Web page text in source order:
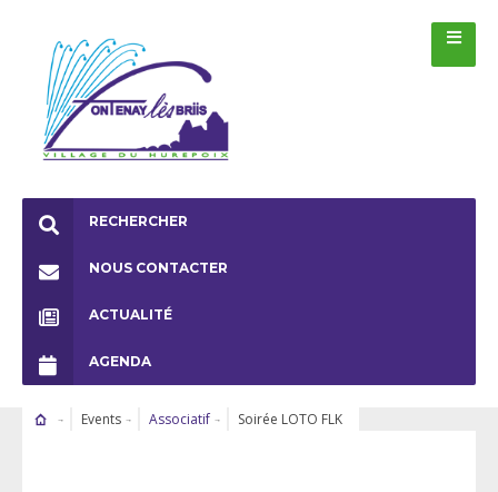
RECHERCHER
NOUS CONTACTER
ACTUALITÉ
AGENDA
Events Associatif Soirée LOTO FLK